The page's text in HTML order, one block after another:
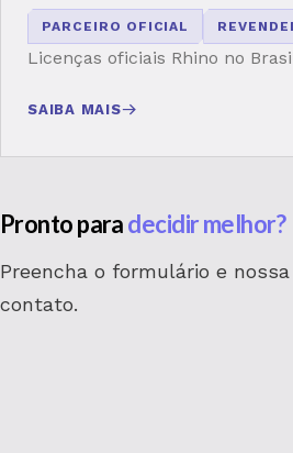
PARCEIRO OFICIAL
Licenças oficiais Rhino no
SAIBA MAIS→
Pronto paradecidir melhor?
Preencha o formulário e
contato.